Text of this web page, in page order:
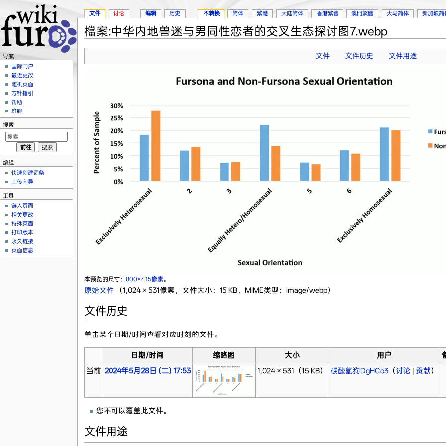
檔案:中华内地兽迷与男同性恋者的交叉生态探讨图7.webp
文件 文件历史 文件用途
本预览的尺寸： 800×415像素。
原始文件‎ （1,024 × 531像素，文件大小：15 KB，MIME类型：image/webp）
文件历史
单击某个日期/时间查看对应时刻的文件。
日期/时间 缩略图 大小 用户
当前 2024年5月28日 (二) 17:53 1,024 × 531 （15 KB） 碳酸氢狗DgHCo3（讨论| 贡献）
您不可以覆盖此文件。
文件用途
文件 讨论 编辑 历史 不转换 简体 繁體 大陆简体 香港繁體 澳門繁體 大马简体 新加坡简
导航
国际门户
最近更改
随机页面
方针指引
帮助
群聊
搜索
编辑
快速创建词条
上传向导
工具
链入页面
相关更改
特殊页面
打印版本
永久链接
页面信息